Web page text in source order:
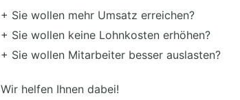
+ Sie wollen mehr Umsatz erreichen?
+ Sie wollen keine Lohnkosten erhöhen?
+ Sie wollen Mitarbeiter besser auslasten?
Wir helfen Ihnen dabei!